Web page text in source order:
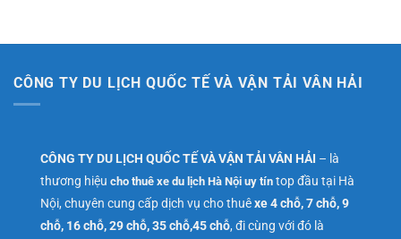
CÔNG TY DU LỊCH QUỐC TẾ VÀ VẬN TẢI VÂN HẢI
CÔNG TY DU LỊCH QUỐC TẾ VÀ VẬN TẢI VÂN HẢI – là
thương hiệu cho thuê xe du lịch Hà Nội uy tín top đầu tại Hà
Nội, chuyên cung cấp dịch vụ cho thuêxe 4 chỗ, 7 chỗ, 9
chỗ, 16 chỗ, 29 chỗ, 35 chỗ,45 chỗ, đi cùng với đó là